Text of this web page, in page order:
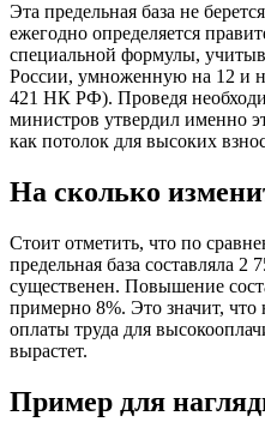
Эта предельная база не
ежегодно определяется
специальной формулы,
России, умноженную на 12 и
421 НК РФ). Проведя
министров утвердил именно
как потолок для высоких
На сколько
Стоит отметить, что по
предельная база составляла 2
существенен. Повышение
примерно 8%. Это значит, что
оплаты труда для
вырастет.
Пример для